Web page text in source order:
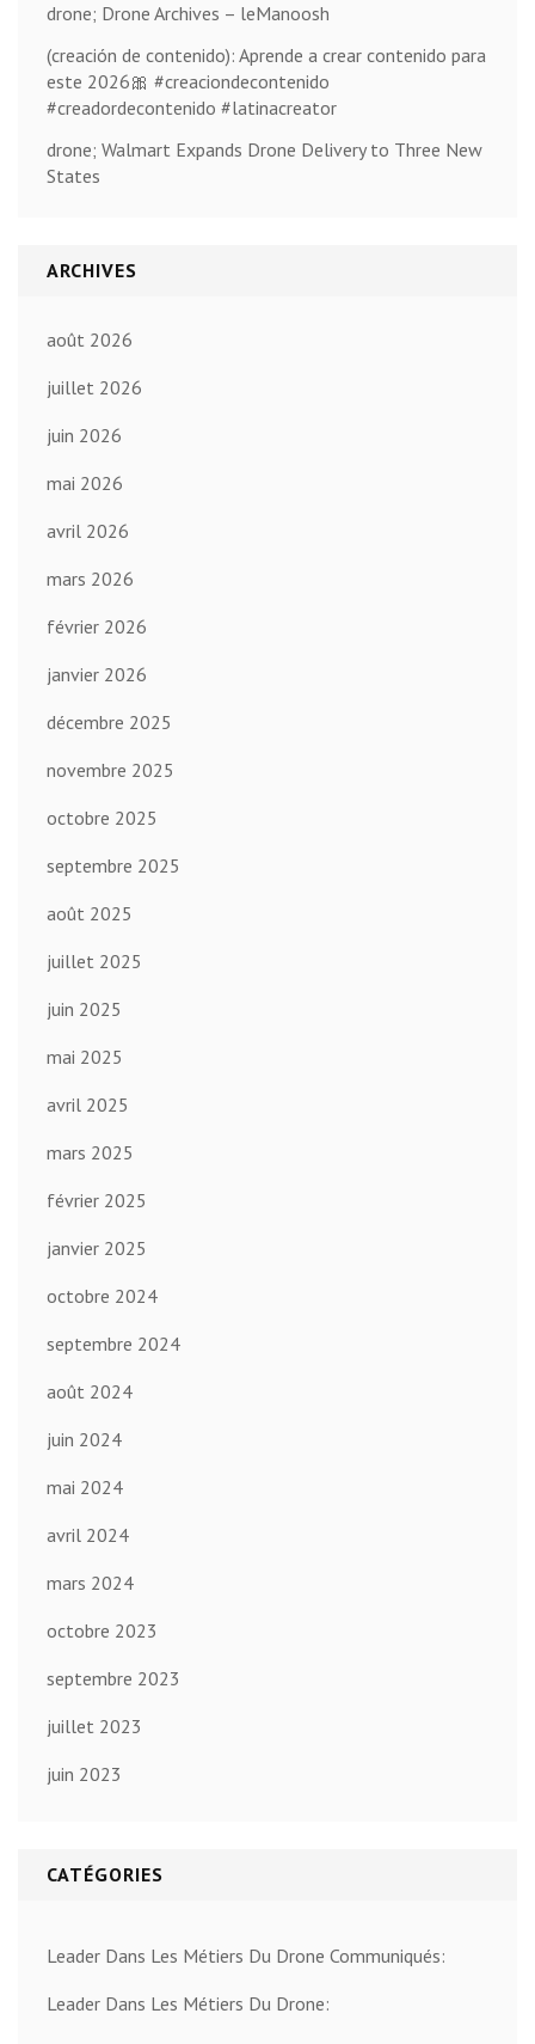
drone; Drone Archives – leManoosh
(creación de contenido): Aprende a crear contenido para
este 2026🎀 #creaciondecontenido
#creadordecontenido #latinacreator
drone; Walmart Expands Drone Delivery to Three New
States
ARCHIVES
août 2026
juillet 2026
juin 2026
mai 2026
avril 2026
mars 2026
février 2026
janvier 2026
décembre 2025
novembre 2025
octobre 2025
septembre 2025
août 2025
juillet 2025
juin 2025
mai 2025
avril 2025
mars 2025
février 2025
janvier 2025
octobre 2024
septembre 2024
août 2024
juin 2024
mai 2024
avril 2024
mars 2024
octobre 2023
septembre 2023
juillet 2023
juin 2023
CATÉGORIES
Leader Dans Les Métiers Du Drone Communiqués:
Leader Dans Les Métiers Du Drone: